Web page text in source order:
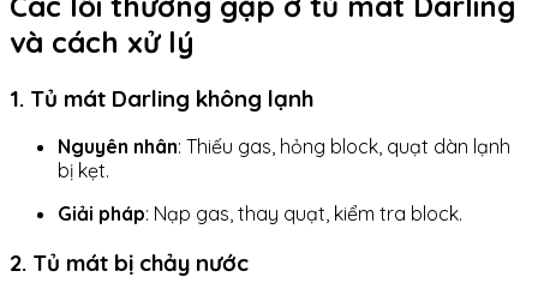
và cách xử lý
1. Tủ mát Darling không lạnh
Nguyên nhân: Thiếu gas, hỏng block, quạt dàn lạnh
bị kẹt.
Giải pháp: Nạp gas, thay quạt, kiểm tra block.
2. Tủ mát bị chảy nước